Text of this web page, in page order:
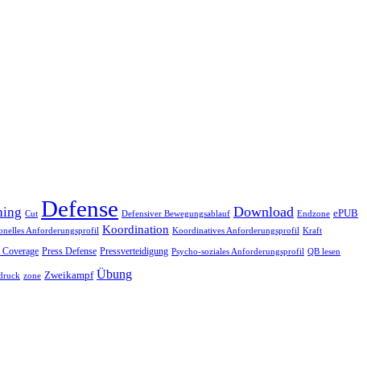
Cut Defense Defensiver Bewegungsablauf Download Endzone ePUB
Anforderungsprofil Koordination Koordinatives Anforderungsprofil Kraft
Coverage Press Defense Pressverteidigung Psycho-soziales Anforderungsprofil QB lesen
zone Zweikampf Übung